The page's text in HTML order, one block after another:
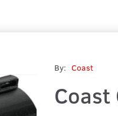
By: Coast
Coast